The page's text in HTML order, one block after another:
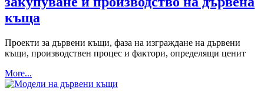
къща
Проекти за дървени къщи, фаза на изграждане на дървени
къщи, производствен процес и фактори, определящи ценит
More...